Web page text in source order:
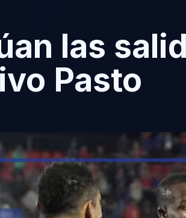
las
Pasto